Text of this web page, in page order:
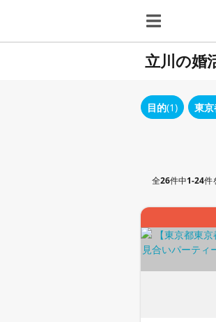
立川の婚
目的(1) 東
全26件中1-24件